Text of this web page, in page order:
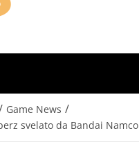
Game News /
svelato da Bandai Namco